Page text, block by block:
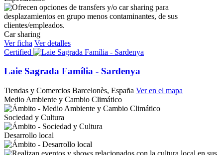
Car sharing
Ver ficha Ver detalles
Certified
Laie Sagrada Família - Sardenya
Tiendas y Comercios Barcelonès, España Ver en el mapa
Medio Ambiente y Cambio Climático
Sociedad y Cultura
Desarrollo local